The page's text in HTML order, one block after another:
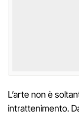
L’arte non è
intrattenimento.